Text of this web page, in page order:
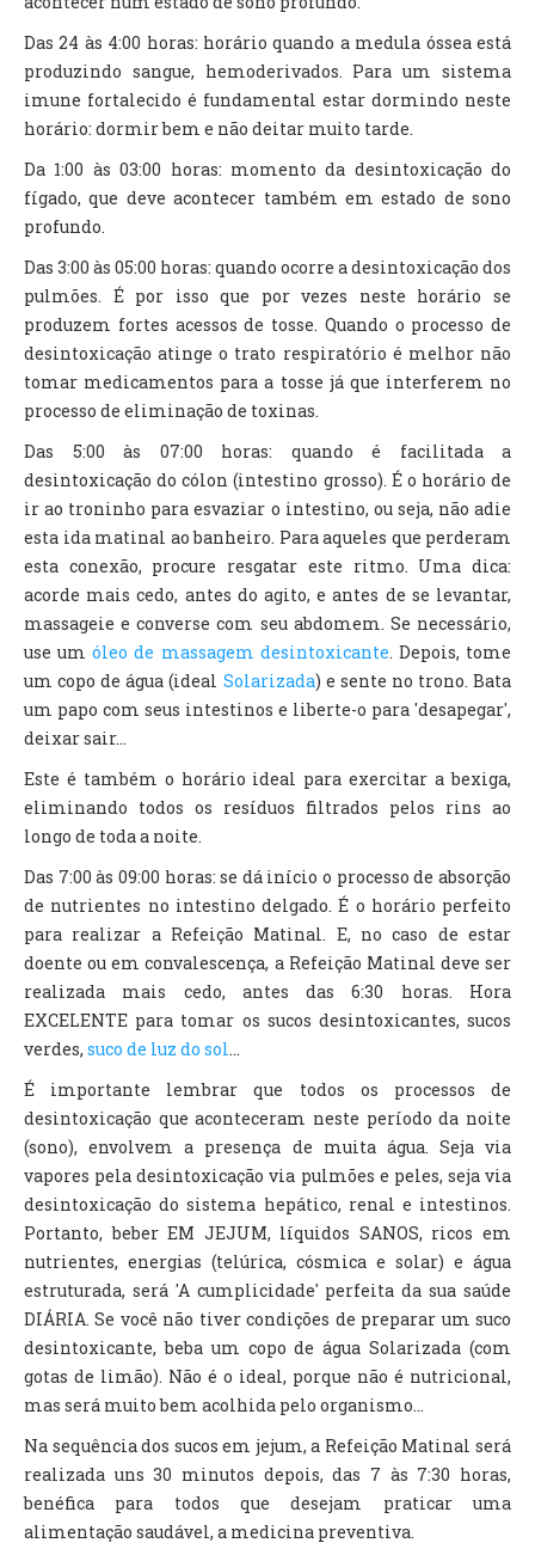
Das 24 às 4:00 horas: horário quando a medula óssea está
produzindo sangue, hemoderivados. Para um sistema
imune fortalecido é fundamental estar dormindo neste
horário: dormir bem e não deitar muito tarde.
Da 1:00 às 03:00 horas: momento da desintoxicação do
fígado, que deve acontecer também em estado de sono
profundo.
Das 3:00 às 05:00 horas: quando ocorre a desintoxicação dos
pulmões. É por isso que por vezes neste horário se
produzem fortes acessos de tosse. Quando o processo de
desintoxicação atinge o trato respiratório é melhor não
tomar medicamentos para a tosse já que interferem no
processo de eliminação de toxinas.
Das 5:00 às 07:00 horas: quando é facilitada a
desintoxicação do cólon (intestino grosso). É o horário de
ir ao troninho para esvaziar o intestino, ou seja, não adie
esta ida matinal ao banheiro. Para aqueles que perderam
esta conexão, procure resgatar este ritmo. Uma dica:
acorde mais cedo, antes do agito, e antes de se levantar,
massageie e converse com seu abdomem. Se necessário,
use umóleo de massagem desintoxicante. Depois, tome
um copo de água (ideal Solarizada) e sente no trono. Bata
um papo com seus intestinos e liberte-o para 'desapegar',
deixar sair...
Este é também o horário ideal para exercitar a bexiga,
eliminando todos os resíduos filtrados pelos rins ao
longo de toda a noite.
Das 7:00 às 09:00 horas: se dá início o processo de absorção
de nutrientes no intestino delgado. É o horário perfeito
para realizar a Refeição Matinal. E, no caso de estar
doente ou em convalescença, a Refeição Matinal deve ser
realizada mais cedo, antes das 6:30 horas. Hora
EXCELENTE para tomar os sucos desintoxicantes, sucos
verdes, suco de luz do sol...
É importante lembrar que todos os processos de
desintoxicação que aconteceram neste período da noite
(sono), envolvem a presença de muita água. Seja via
vapores pela desintoxicação via pulmões e peles, seja via
desintoxicação do sistema hepático, renal e intestinos.
Portanto, beber EM JEJUM, líquidos SANOS, ricos em
nutrientes, energias (telúrica, cósmica e solar) e água
estruturada, será 'A cumplicidade' perfeita da sua saúde
DIÁRIA. Se você não tiver condições de preparar um suco
desintoxicante, beba um copo de água Solarizada (com
gotas de limão). Não é o ideal, porque não é nutricional,
mas será muito bem acolhida pelo organismo...
Na sequência dos sucos em jejum, a Refeição Matinal será
realizada uns 30 minutos depois, das 7 às 7:30 horas,
benéfica para todos que desejam praticar uma
alimentação saudável, a medicina preventiva.